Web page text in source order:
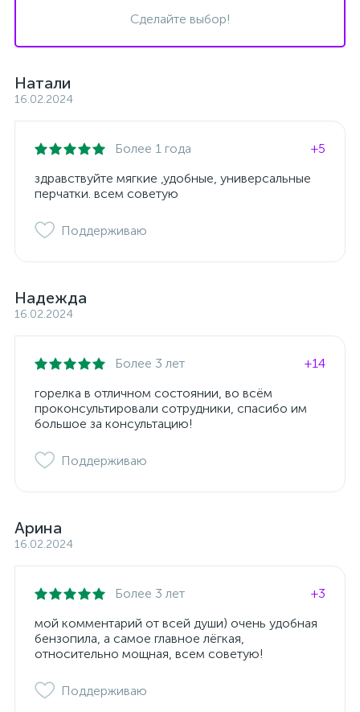
Сделайте выбор!
Натали
16.02.2024
Более 1 года
+5
здравствуйте мягкие ,удобные, универсальные
перчатки. всем советую
Поддерживаю
Надежда
16.02.2024
Более 3 лет
+14
горелка в отличном состоянии, во всём
проконсультировали сотрудники, спасибо им
большое за консультацию!
Поддерживаю
Арина
16.02.2024
Более 3 лет
+3
мой комментарий от всей души) очень удобная
бензопила, а самое главное лёгкая,
относительно мощная, всем советую!
Поддерживаю